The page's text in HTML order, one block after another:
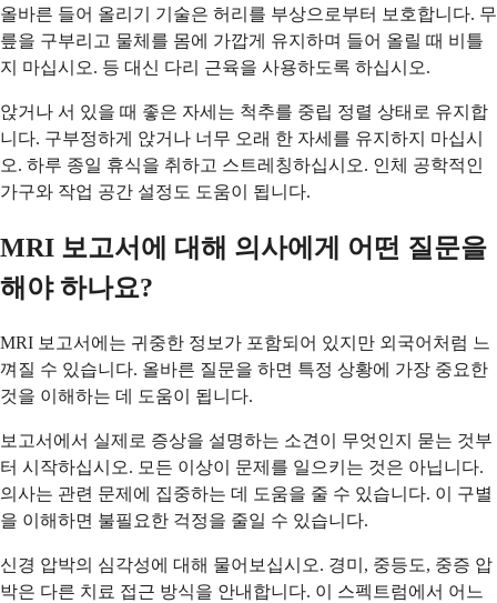
올바른 들어 올리기 기술은 허리를 부상으로부터 보호합니다. 무
릎을 구부리고 물체를 몸에 가깝게 유지하며 들어 올릴 때 비틀
지 마십시오. 등 대신 다리 근육을 사용하도록 하십시오.
앉거나 서 있을 때 좋은 자세는 척추를 중립 정렬 상태로 유지합
니다. 구부정하게 앉거나 너무 오래 한 자세를 유지하지 마십시
오. 하루 종일 휴식을 취하고 스트레칭하십시오. 인체 공학적인
가구와 작업 공간 설정도 도움이 됩니다.
MRI 보고서에 대해 의사에게 어떤 질문을
해야 하나요?
MRI 보고서에는 귀중한 정보가 포함되어 있지만 외국어처럼 느
껴질 수 있습니다. 올바른 질문을 하면 특정 상황에 가장 중요한
것을 이해하는 데 도움이 됩니다.
보고서에서 실제로 증상을 설명하는 소견이 무엇인지 묻는 것부
터 시작하십시오. 모든 이상이 문제를 일으키는 것은 아닙니다.
의사는 관련 문제에 집중하는 데 도움을 줄 수 있습니다. 이 구별
을 이해하면 불필요한 걱정을 줄일 수 있습니다.
신경 압박의 심각성에 대해 물어보십시오. 경미, 중등도, 중증 압
박은 다른 치료 접근 방식을 안내합니다. 이 스펙트럼에서 어느